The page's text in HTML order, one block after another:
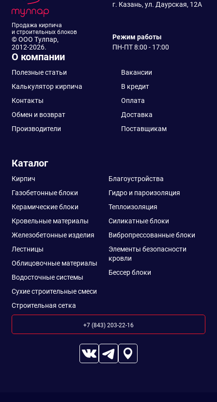
Продажа кирпича
и строительных блоков
© ООО Тулпар,
2012-2026.
г. Казань, ул. Даурская, 12А
Режим работы
ПН-ПТ 8:00 - 17:00
О компании
Полезные статьи
Вакансии
Калькулятор кирпича
В кредит
Контакты
Оплата
Обмен и возврат
Доставка
Производители
Поставщикам
Каталог
Кирпич
Газобетонные блоки
Керамические блоки
Кровельные материалы
Железобетонные изделия
Лестницы
Облицовочные материалы
Водосточные системы
Сухие строительные смеси
Строительная сетка
Благоустройства
Гидро и пароизоляция
Теплоизоляция
Силикатные блоки
Вибропрессованные блоки
Элементы безопасности
кровли
Бессер блоки
+7 (843) 203-22-16